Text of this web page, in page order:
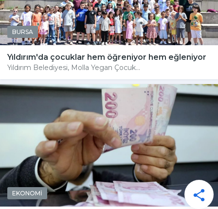
BURSA
Yıldırım'da çocuklar hem öğreniyor hem eğleniyor
Yıldırım Belediyesi, Molla Yegan Çocuk...
EKONOMİ